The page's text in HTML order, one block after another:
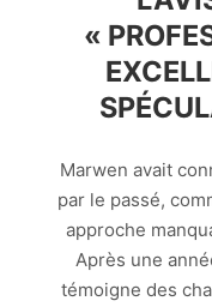
«
Marwen avait
par le passé,
approche
Après une
témoigne des